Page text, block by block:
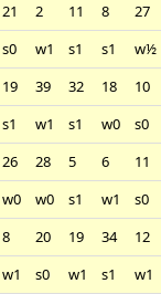
21 2 11 8
27
s0 w1 s1 s1
w½
19 39 32 18
10
s1 w1 s1 w0
s0
26 28 5 6
11
w0 w0 s1 w1
s0
8 20 19 34
12
w1 s0 w1 s1
w1